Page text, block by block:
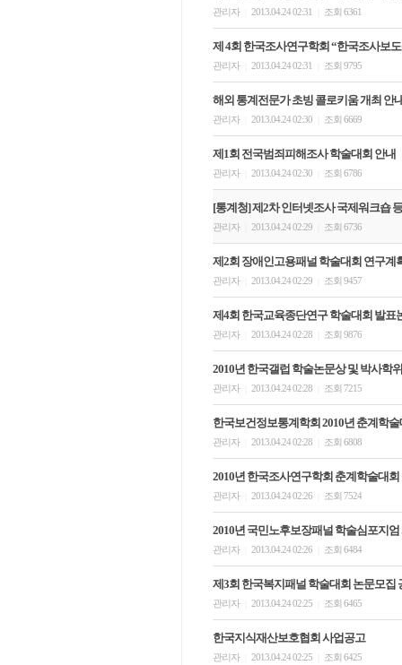
관리자 2013.04.24 02:31 조회 6361
제 4회 한국조사연구학회 “한국조사보도
관리자 2013.04.24 02:31 조회 9795
해외 통계전문가 초빙 콜로키움 개최 안
관리자 2013.04.24 02:30 조회 6669
제1회 전국범죄피해조사 학술대회 안내
관리자 2013.04.24 02:30 조회 6786
[통계청] 제2차 인터넷조사 국제워크숍
관리자 2013.04.24 02:29 조회 6736
제2회 장애인고용패널 학술대회 연구계
관리자 2013.04.24 02:29 조회 9457
제4회 한국교육종단연구 학술대회 발표
관리자 2013.04.24 02:28 조회 9876
2010년 한국갤럽 학술논문상 및 박사학
관리자 2013.04.24 02:28 조회 7215
한국보건정보통계학회 2010년 춘계학
관리자 2013.04.24 02:28 조회 6808
2010년 한국조사연구학회 춘계학술대
관리자 2013.04.24 02:26 조회 7524
2010년 국민노후보장패널 학술심포지엄
관리자 2013.04.24 02:26 조회 6484
제3회 한국복지패널 학술대회 논문모집
관리자 2013.04.24 02:25 조회 6465
한국지식재산보호협회 사업공고
관리자 2013.04.24 02:25 조회 6425